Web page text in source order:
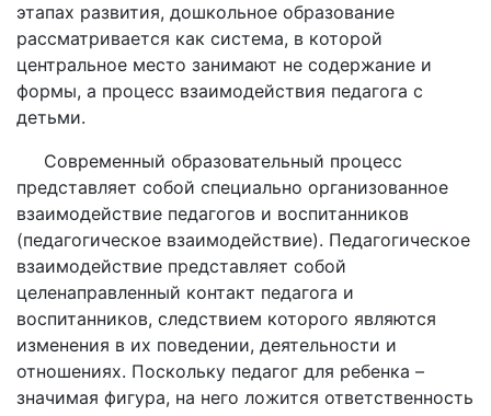
этапах развития, дошкольное образование
рассматривается как система, в которой
центральное место занимают не содержание и
формы, а процесс взаимодействия педагога с
детьми.
Современный образовательный процесс
представляет собой специально организованное
взаимодействие педагогов и воспитанников
(педагогическое взаимодействие). Педагогическое
взаимодействие представляет собой
целенаправленный контакт педагога и
воспитанников, следствием которого являются
изменения в их поведении, деятельности и
отношениях. Поскольку педагог для ребенка –
значимая фигура, на него ложится ответственность